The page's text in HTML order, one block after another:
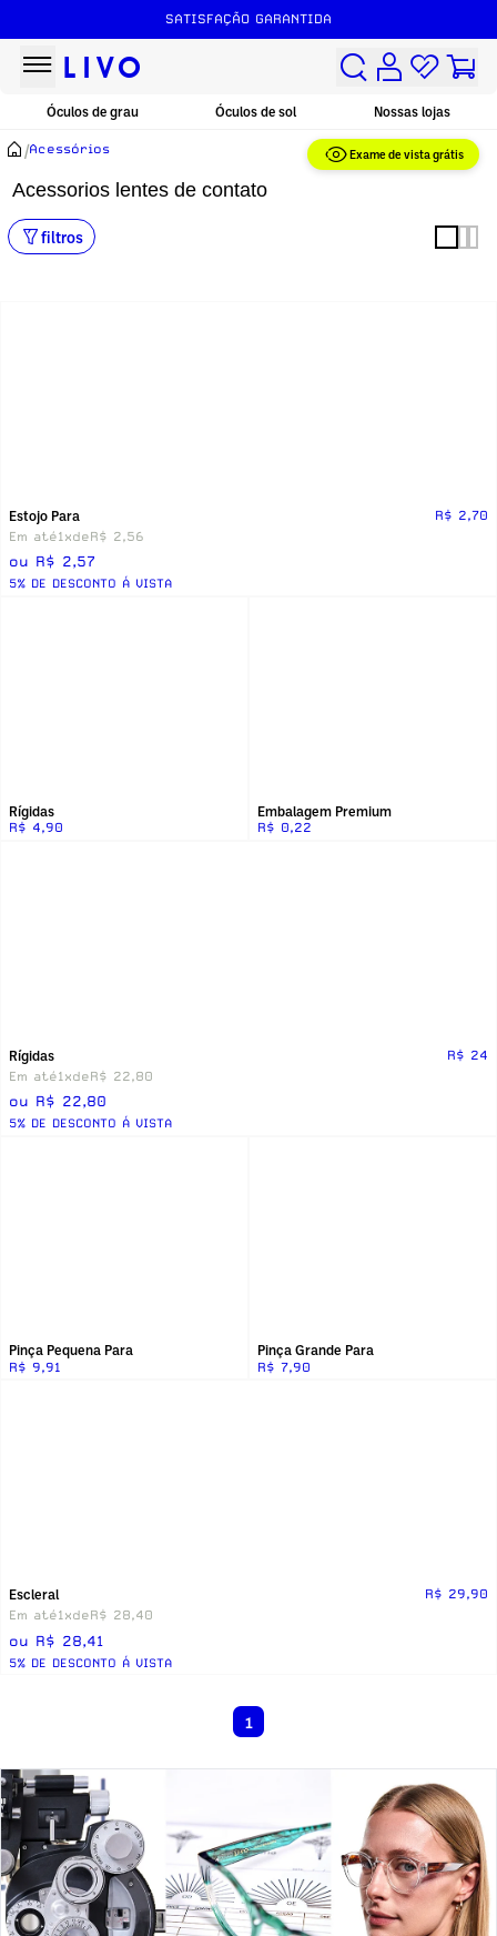
SATISFAÇÃO GARANTIDA
Exame de vista grátis
Óculos de grau Óculos de sol Nossas lojas
Acessorios lentes de contato
/Acessórios
filtros
Estojo Para
R$ 2,70
Em até1xdeR$ 2,56
ou R$ 2,57
5% DE DESCONTO Á VISTA
Rígidas
R$ 4,90
Embalagem Premium
R$ 0,22
Rígidas
R$ 24
Em até1xdeR$ 22,80
ou R$ 22,80
5% DE DESCONTO Á VISTA
Pinça Pequena Para
R$ 9,91
Pinça Grande Para
R$ 7,90
Escleral
R$ 29,90
Em até1xdeR$ 28,40
ou R$ 28,41
5% DE DESCONTO Á VISTA
1